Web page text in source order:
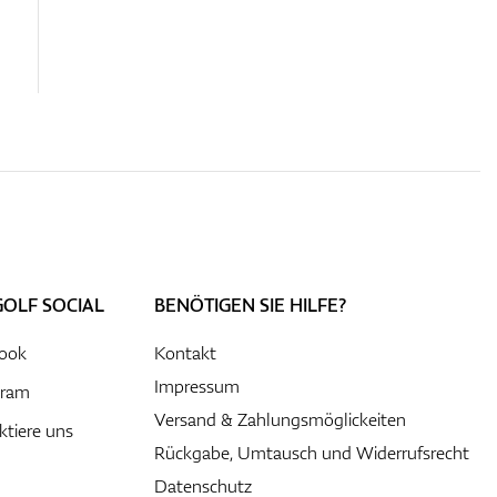
SOCIAL
uns
BENÖTIGEN SIE HILFE?
Kontakt
Impressum
Versand & Zahlungsmöglickeiten
Rückgabe, Umtausch und Widerrufsrecht
Datenschutz